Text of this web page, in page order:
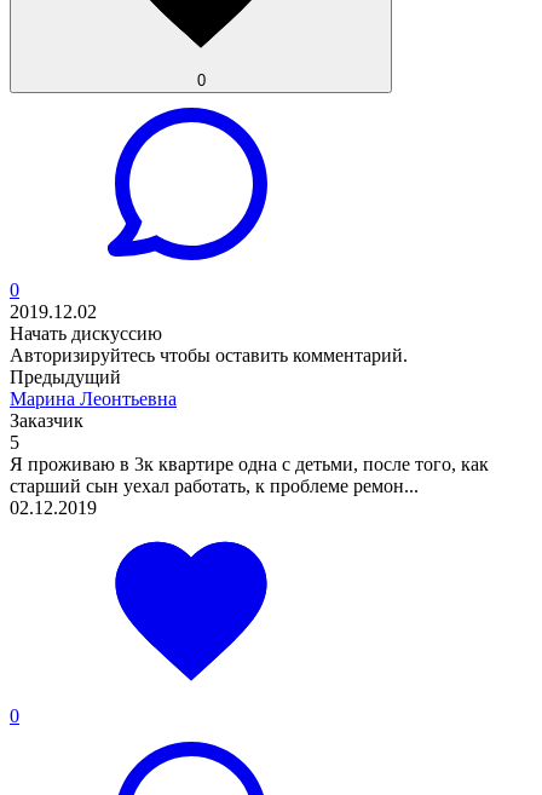
0
0
2019.12.02
Начать дискуссию
Авторизируйтесь чтобы оставить комментарий.
Предыдущий
Марина Леонтьевна
Заказчик
5
Я проживаю в 3к квартире одна с детьми, после того, как
старший сын уехал работать, к проблеме ремон...
02.12.2019
0